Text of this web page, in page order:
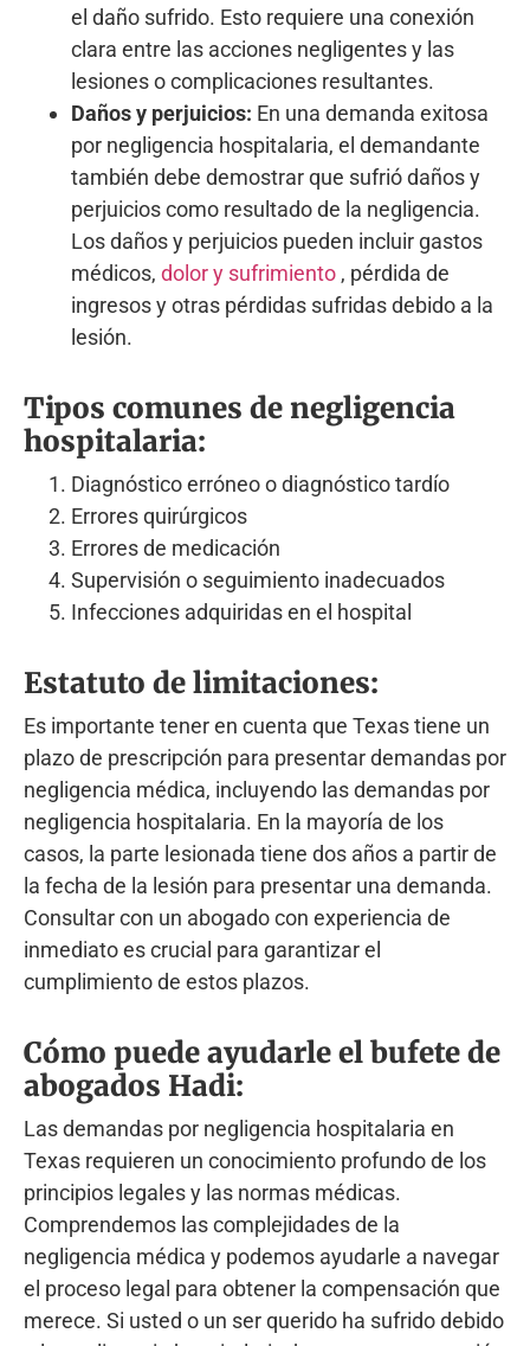
el daño sufrido. Esto requiere una conexión
clara entre las acciones negligentes y las
lesiones o complicaciones resultantes.
Daños y perjuicios: En una demanda exitosa
por negligencia hospitalaria, el demandante
también debe demostrar que sufrió daños y
perjuicios como resultado de la negligencia.
Los daños y perjuicios pueden incluir gastos
médicos, dolor y sufrimiento , pérdida de
ingresos y otras pérdidas sufridas debido a la
lesión.
Tipos comunes de negligencia
hospitalaria:
Diagnóstico erróneo o diagnóstico tardío
Errores quirúrgicos
Errores de medicación
Supervisión o seguimiento inadecuados
Infecciones adquiridas en el hospital
Estatuto de limitaciones:
Es importante tener en cuenta que Texas tiene un
plazo de prescripción para presentar demandas por
negligencia médica, incluyendo las demandas por
negligencia hospitalaria. En la mayoría de los
casos, la parte lesionada tiene dos años a partir de
la fecha de la lesión para presentar una demanda.
Consultar con un abogado con experiencia de
inmediato es crucial para garantizar el
cumplimiento de estos plazos.
Cómo puede ayudarle el bufete de
abogados Hadi:
Las demandas por negligencia hospitalaria en
Texas requieren un conocimiento profundo de los
principios legales y las normas médicas.
Comprendemos las complejidades de la
negligencia médica y podemos ayudarle a navegar
el proceso legal para obtener la compensación que
merece. Si usted o un ser querido ha sufrido debido